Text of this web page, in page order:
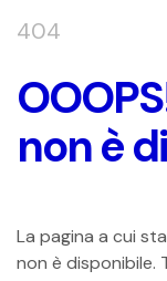
404
non è
La pagina a cui
non è disponibile.